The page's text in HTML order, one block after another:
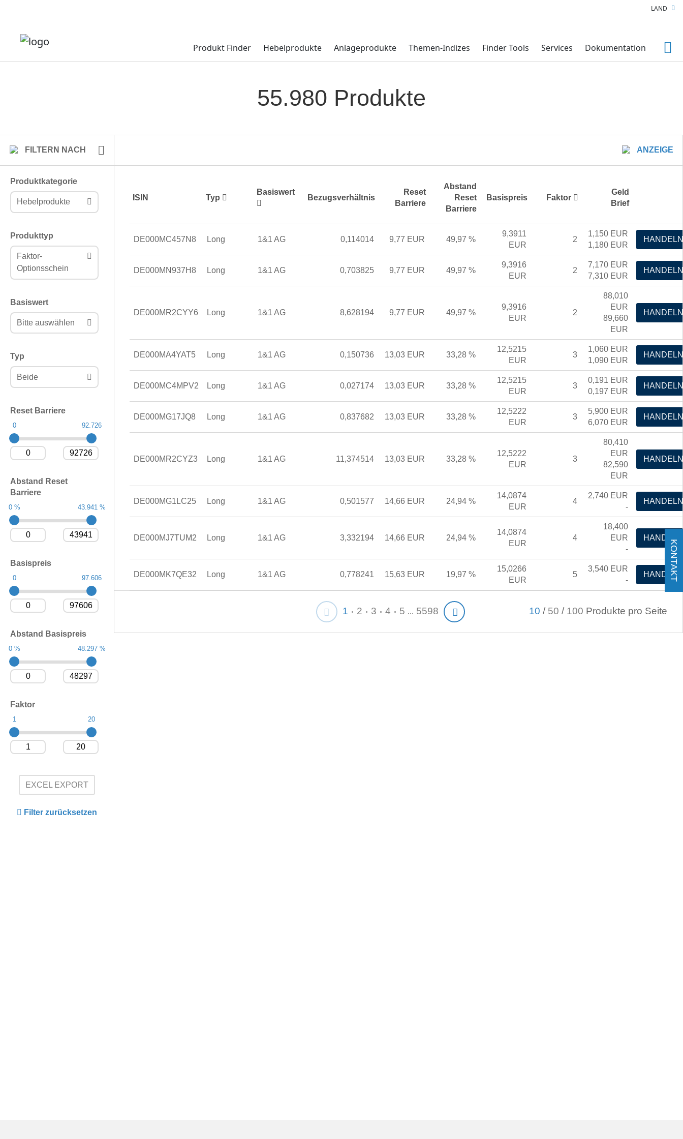
Produkt Finder Hebelprodukte Anlageprodukte Themen-Indizes Finder Tools Services Dokumentation
LAND
55.980 Produkte
FILTERN NACH
Produktkategorie
Hebelprodukte
Produkttyp
Faktor-
Optionsschein
Basiswert
Bitte auswählen
Typ
Beide
Reset Barriere
0 92.726
Abstand Reset
Barriere
0 % 43.941 %
Basispreis
0 97.606
Abstand Basispreis
0 % 48.297 %
Faktor
1 20
EXCEL EXPORT
Filter zurücksetzen
ANZEIGE
ISIN Typ
Basiswert
Bezugsverhältnis
Reset
Barriere
Abstand
Reset
Barriere
Basispreis Faktor
Geld
Brief
DE000MC457N8 Long 1&1 AG 0,114014 9,77 EUR 49,97 %
9,3911
EUR
2
1,150 EUR
1,180 EUR
HANDELN
DE000MN937H8 Long 1&1 AG 0,703825 9,77 EUR 49,97 %
9,3916
EUR
2
7,170 EUR
7,310 EUR
HANDELN
DE000MR2CYY6 Long 1&1 AG 8,628194 9,77 EUR 49,97 %
9,3916
EUR
2
88,010
EUR
89,660
EUR
HANDELN
DE000MA4YAT5 Long 1&1 AG 0,150736 13,03 EUR 33,28 %
12,5215
EUR
3
1,060 EUR
1,090 EUR
HANDELN
DE000MC4MPV2 Long 1&1 AG 0,027174 13,03 EUR 33,28 %
12,5215
EUR
3
0,191 EUR
0,197 EUR
HANDELN
DE000MG17JQ8 Long 1&1 AG 0,837682 13,03 EUR 33,28 %
12,5222
EUR
3
5,900 EUR
6,070 EUR
HANDELN
DE000MR2CYZ3 Long 1&1 AG 11,374514 13,03 EUR 33,28 %
12,5222
EUR
3
80,410
EUR
82,590
EUR
HANDELN
DE000MG1LC25 Long 1&1 AG 0,501577 14,66 EUR 24,94 %
14,0874
EUR
4
2,740 EUR
-
HANDELN
DE000MJ7TUM2 Long 1&1 AG 3,332194 14,66 EUR 24,94 %
14,0874
EUR
4
18,400
EUR
-
HANDELN
DE000MK7QE32 Long 1&1 AG 0,778241 15,63 EUR 19,97 %
15,0266
EUR
5
3,540 EUR
-
HANDELN
1 2 3 4 5 ... 5598 10 / 50 / 100 Produkte pro Seite
KONTAKT